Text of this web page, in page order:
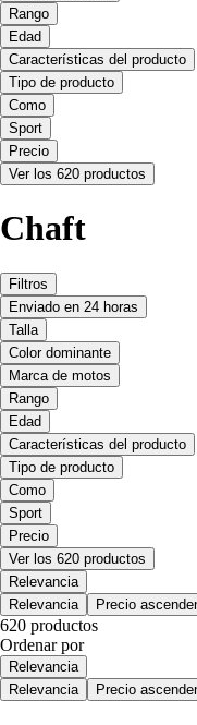
Rango
Edad
Características del producto
Tipo de producto
Como
Sport
Precio
Ver los 620 productos
Chaft
Filtros
Enviado en 24 horas
Talla
Color dominante
Marca de motos
Rango
Edad
Características del producto
Tipo de producto
Como
Sport
Precio
Ver los 620 productos
Relevancia
Relevancia
Precio
620 productos
Ordenar por
Relevancia
Relevancia
Precio